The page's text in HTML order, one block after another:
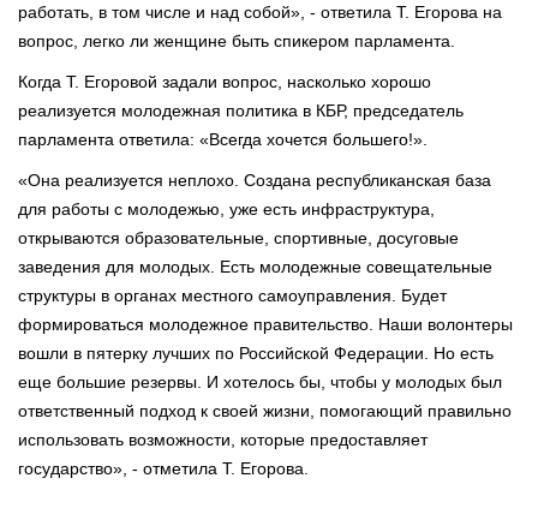
работать, в том числе и над собой», - ответила Т. Егорова на
вопрос, легко ли женщине быть спикером парламента.
Когда Т. Егоровой задали вопрос, насколько хорошо
реализуется молодежная политика в КБР, председатель
парламента ответила: «Всегда хочется большего!».
«Она реализуется неплохо. Создана республиканская база
для работы с молодежью, уже есть инфраструктура,
открываются образовательные, спортивные, досуговые
заведения для молодых. Есть молодежные совещательные
структуры в органах местного самоуправления. Будет
формироваться молодежное правительство. Наши волонтеры
вошли в пятерку лучших по Российской Федерации. Но есть
еще большие резервы. И хотелось бы, чтобы у молодых был
ответственный подход к своей жизни, помогающий правильно
использовать возможности, которые предоставляет
государство», - отметила Т. Егорова.